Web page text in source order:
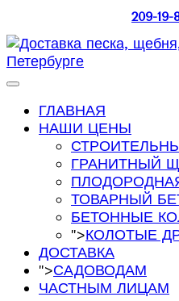
209-19-
ГЛАВНАЯ
НАШИ ЦЕНЫ
ГРАНИТНЫЙ
ТОВАРНЫЙ
БЕТОННЫЕ
">КОЛОТЫЕ
ДОСТАВКА
">САДОВОДАМ
ЧАСТНЫМ ЛИЦАМ